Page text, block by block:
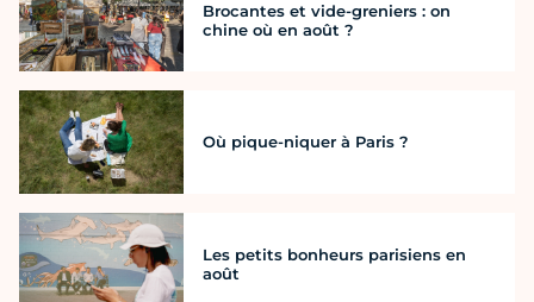
Brocantes et vide-greniers : on
chine où en août ?
Où pique-niquer à Paris ?
Les petits bonheurs parisiens en
août